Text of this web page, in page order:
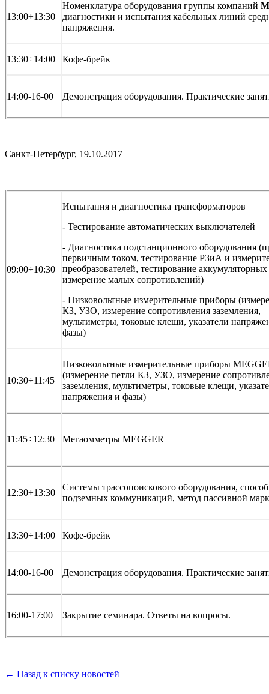
13:00÷13:30
Номенклатура оборудования группы компаний
диагностики и испытания кабельных линий
напряжения.
13:30÷14:00 Кофе-брейк
14:00-16-00 Демонстрация оборудования. Практические
Cанкт-Петербург, 19.10.2017
09:00÷10:30
Испытания и диагностика трансформаторов
- Тестирование автоматических выключателей
- Диагностика подстанционного оборудования
первичным током, тестирование РЗиА и
преобразователей, тестирование аккумуляторных
измерение малых сопротивлений)
- Низковольтные измерительные приборы
КЗ, УЗО, измерение сопротивления заземления,
мультиметры, токовые клещи, указатели
фазы)
10:30÷11:45
Низковольтные измерительные приборы
(измерение петли КЗ, УЗО, измерение
заземления, мультиметры, токовые клещи,
напряжения и фазы)
11:45÷12:30 Мегaомметры MEGGER
12:30÷13:30
Cистемы трассопоискового оборудования,
подземных коммуникаций, метод пассивной
13:30÷14:00 Кофе-брейк
14:00-16-00 Демонстрация оборудования. Практические
16:00-17:00 Закрытие семинара. Ответы на вопросы.
← Назад к списку новостей